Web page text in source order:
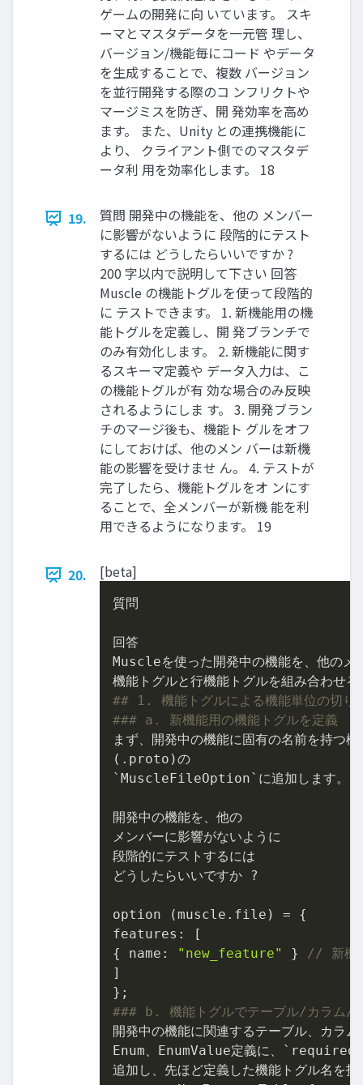
ゲームの開発に向 いています。 スキ
ーマとマスタデータを一元管 理し、
バージョン/機能毎にコード やデータ
を生成することで、複数 バージョン
を並行開発する際のコ ンフリクトや
マージミスを防ぎ、開 発効率を高め
ます。 また、Unity との連携機能に
より、 クライアント側でのマスタデ
ータ利 用を効率化します。 18
19.
質問 開発中の機能を、他の メンバー
に影響がないように 段階的にテスト
するには どうしたらいいですか ?
200 字以内で説明して下さい 回答
Muscle の機能トグルを使って段階的
に テストできます。 1. 新機能用の機
能トグルを定義し、開 発ブランチで
のみ有効化します。 2. 新機能に関す
るスキーマ定義や データ入力は、こ
の機能トグルが有 効な場合のみ反映
されるようにしま す。 3. 開発ブラン
チのマージ後も、機能ト グルをオフ
にしておけば、他のメン バーは新機
能の影響を受けませ ん。 4. テストが
完了したら、機能トグルをオ ンにす
ることで、全メンバーが新機 能を利
用できるようになります。 19
20. [beta]
質問
回答
Muscleを使った開発中の機能を、他のメ
## 1. 機能トグルによる機能単位の切り
### a. 新機能用の機能トグルを定義
まず、開発中の機能に固有の名前を持つ
(.proto)の
`MuscleFileOption`に追加します。
開発中の機能を、他の
メンバーに影響がないように
段階的にテストするには
どうしたらいいですか ?
option (muscle.file) = {
features: [
{ name:
"new_feature" } // 新機
]
### b. 機能トグルでテーブル/カラム/
開発中の機能に関連するテーブル、カラム
Enum、EnumValue定義に、
追加し、先ほど定義した機能トグル名を指